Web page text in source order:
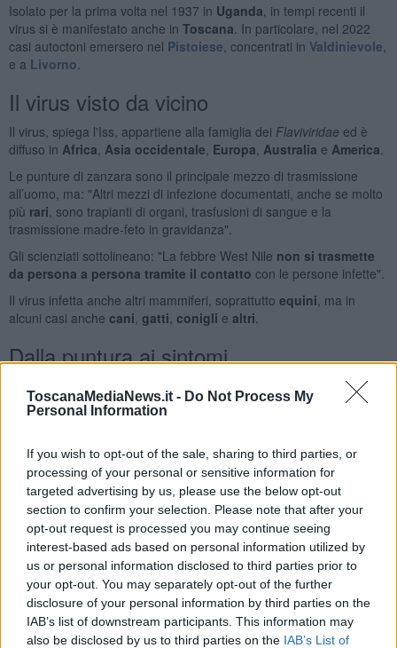
ToscanaMediaNews.it - Do Not Process My
Personal Information
If you wish to opt-out of the sale, sharing to third parties, or
processing of your personal or sensitive information for
targeted advertising by us, please use the below opt-out
section to confirm your selection. Please note that after your
opt-out request is processed you may continue seeing
interest-based ads based on personal information utilized by
us or personal information disclosed to third parties prior to
your opt-out. You may separately opt-out of the further
disclosure of your personal information by third parties on the
IAB’s list of downstream participants. This information may
also be disclosed by us to third parties on the IAB’s List of
Isolato per la prima volta nel 1937 in Uganda , in tempi recenti il
virus si è manifestato anche in Toscana . In particolare, nel 2022
casi autoctoni emersero nel Pistoiese , concentrati in Valdinievole
e a Livorno
Il virus visto da vicino
Il virus, spiega l'Iss, appartiene alla famiglia dei Flaviviridae ed è
diffuso in Africa Asia occidentale Europa Australia e America
Le punture di zanzara sono il principale mezzo di trasmissione
all’uomo, ma: "Altri mezzi di infezione documentati, anche se molto
più rari , sono trapianti di organi, trasfusioni di sangue e la
trasmissione madre-feto in gravidanza".
Gli scienziati sottolineano: "La febbre West Nile non si trasmette
da persona a persona tramite il contatto con le persone infette".
Il virus infetta anche altri mammiferi, soprattutto equini , ma in
alcuni casi anche cani gatti conigli e altri
Dalla puntura ai sintomi
zanzara infetta varia fra 2 e 14 giorni, ma può essere anche di 21
giorni nei soggetti con deficit a carico del sistema immunitario",
dedicata proprio al Wnv.
La maggior parte delle persone infette non mostra alcun sintomo,
mentre il 20% dei contagiati manifestasintomilievi trafebbre
di testa,nausea,vomito ,linfonodi ingrossati esfoghi cutanei
che si risolvono per lo più in alcuni giorni, raramente settimane.
L'età dei contagiati conta: "Neibambiniè più frequente una febbre
leggera, neigiovani la sintomatologia è caratterizzata da febbre
mediamente alta, arrossamento degli occhi, mal di testa e dolori
muscolari. Neglianzianie nellepersone debilitate, invece, la
sintomatologia può essere più grave.